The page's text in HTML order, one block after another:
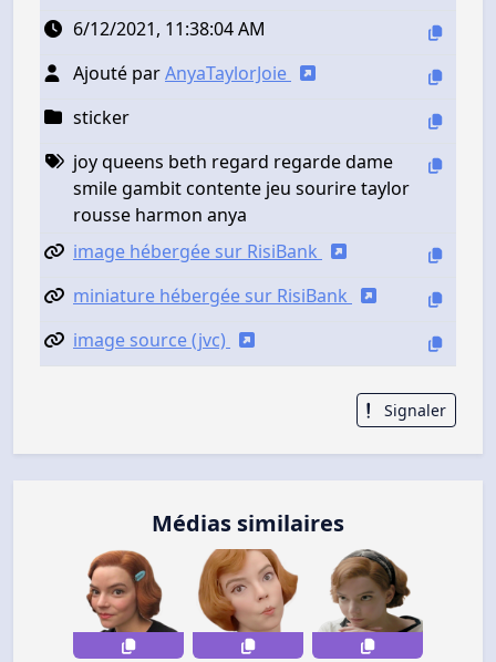
6/12/2021, 11:38:04 AM
Ajouté parAnyaTaylorJoie
sticker
joy queens beth regard regarde dame
smile gambit contente jeu sourire taylor
rousse harmon anya
image hébergée sur RisiBank
miniature hébergée sur RisiBank
image source (jvc)
Signaler
Médias similaires